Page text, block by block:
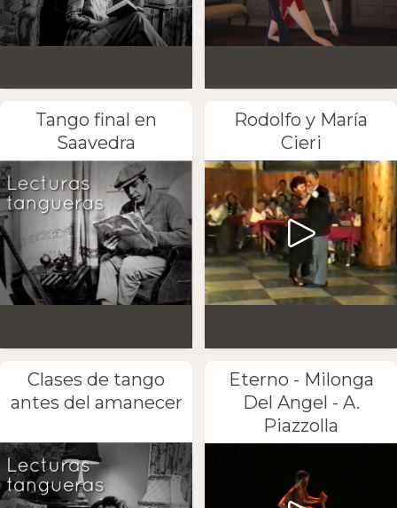
Tango final en
Saavedra
Rodolfo y María
Cieri
Clases de tango
antes del amanecer
Eterno - Milonga
Del Angel - A.
Piazzolla